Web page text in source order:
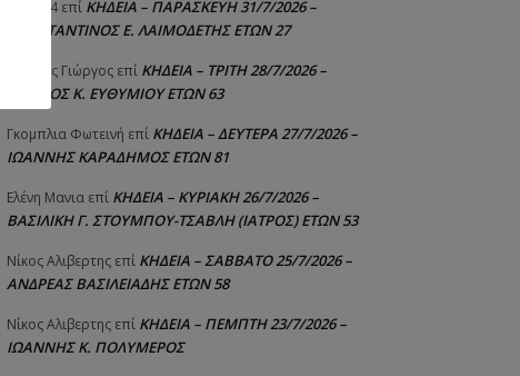
Raniad4 επί ΚΗΔΕΙΑ – ΠΑΡΑΣΚΕΥΗ 31/7/2026 –
ΚΩΝΣΤΑΝΤΙΝΟΣ Ε. ΛΑΙΜΟΔΕΤΗΣ ΕΤΩΝ 27
Σιούτης Γιώργος επί ΚΗΔΕΙΑ – ΤΡΙΤΗ 28/7/2026 –
ΑΓΓΕΛΟΣ Κ. ΕΥΘΥΜΙΟΥ ΕΤΩΝ 63
Γκομπλια Φωτεινή επί ΚΗΔΕΙΑ – ΔΕΥΤΕΡΑ 27/7/2026 –
ΙΩΑΝΝΗΣ ΚΑΡΑΔΗΜΟΣ ΕΤΩΝ 81
Ελένη Μανια επί ΚΗΔΕΙΑ – ΚΥΡΙΑΚΗ 26/7/2026 –
ΒΑΣΙΛΙΚΗ Γ. ΣΤΟΥΜΠΟΥ-ΤΣΑΒΛΗ (ΙΑΤΡΟΣ) ΕΤΩΝ 53
Νίκος Αλιβερτης επί ΚΗΔΕΙΑ – ΣΑΒΒΑΤΟ 25/7/2026 –
ΑΝΔΡΕΑΣ ΒΑΣΙΛΕΙΑΔΗΣ ΕΤΩΝ 58
Νίκος Αλιβερτης επί ΚΗΔΕΙΑ – ΠΕΜΠΤΗ 23/7/2026 –
ΙΩΑΝΝΗΣ Κ. ΠΟΛΥΜΕΡΟΣ